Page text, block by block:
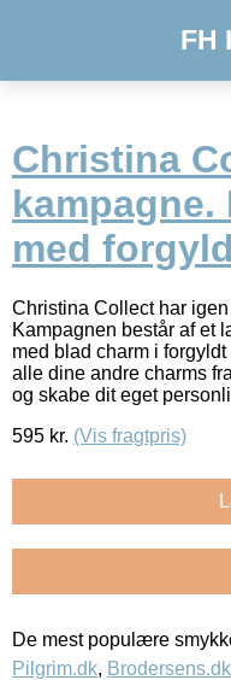
FH
Christina
med
Christina Collect har
Kampagnen består af et
med blad charm i
alle dine andre charms
og skabe dit eget
595 kr. (Vis fragtpris)
De mest populære
Pilgrim.dk, Brodersens.dk